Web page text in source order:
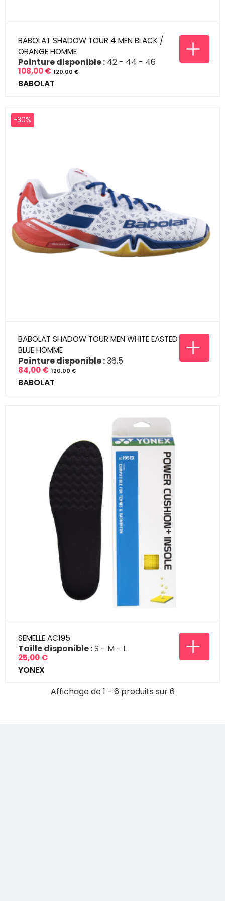
BABOLAT SHADOW TOUR 4 MEN BLACK /
ORANGE HOMME
Prix
108,00 €
Prix
de
120,00 €
Pointure disponible : 42 44
46
BABOLAT
BABOLAT SHADOW TOUR MEN WHITE EASTED
BLUE HOMME
Prix
84,00 €
Prix
de
120,00 €
Pointure disponible :36,5
BABOLAT
-30%
SEMELLE AC195
Prix
25,00 €
Taille disponible :S M
L
YONEX
Affichage de 1 - 6 produits sur 6